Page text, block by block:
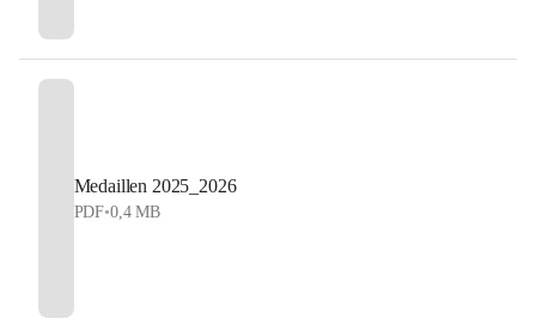
Medaillen 2025_2026
PDF•0,4 MB